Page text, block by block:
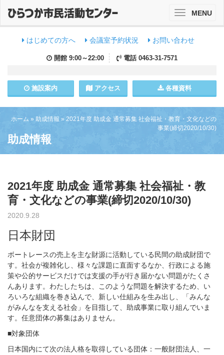
はじめての方へ 会議室予約状況 お問い合わせ
開館 9:00～22:00 電話 0463-31-7571
施設案内 アクセス 各種資料
ToggleMENU
ホーム » 助成情報 » 2021年度 助成金 通常募集 社会福祉・教育・文化などの
事業(締切2020/10/30)
助成情報
2021年度 助成金 通常募集 社会福祉・教
育・文化などの事業(締切2020/10/30)
2020.9.28
日本財団
ボートレースの売上を主な財源に活動している民間の助成財団で
す。社会が複雑化し、様々な課題に直面するなか、行政による施
策や公的サービスだけでは支援の手が行き届かない問題がたくさ
んあります。わたしたちは、このような問題を解決するため、い
ろいろな組織を巻き込んで、新しい仕組みを生み出し、「みんな
がみんなを支える社会」を目指して、助成事業に取り組んでいま
す。任意団体の募集はありません。
■対象団体
日本国内にて次の法人格を取得している団体：一般財団法人、一